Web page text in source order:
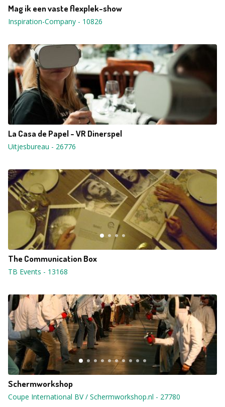
Mag ik een vaste flexplek-show
Inspiration-Company - 10826
La Casa de Papel - VR Dinerspel
Uitjesbureau - 26776
The Communication Box
TB Events - 13168
Schermworkshop
Coupe International BV / Schermworkshop.nl - 27780